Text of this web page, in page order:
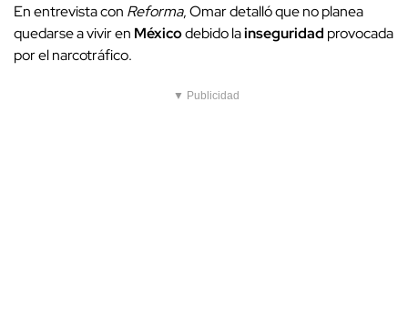
En entrevista con Reforma,Omar detalló que no planea
quedarse a vivir en Méxicodebido lainseguridad provocada
por el narcotráfico.
▼ Publicidad